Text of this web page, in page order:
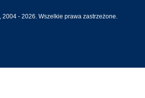
- 2026. Wszelkie prawa zastrzeżone.